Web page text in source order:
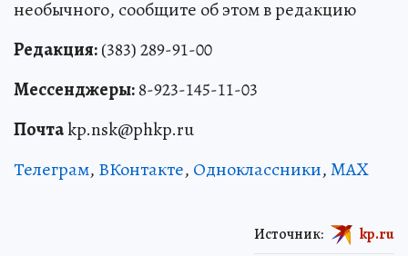
необычного, сообщите об этом в редакцию
Редакция:(383) 289-91-00
Мессенджеры:8-923-145-11-03
Почтаkp.nsk@phkp.ru
Телеграм, ВКонтакте, Одноклассники,MAX
Источник: kp.ru